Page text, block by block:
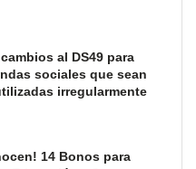
al DS49 para
sociales que sean
irregularmente
14 Bonos para